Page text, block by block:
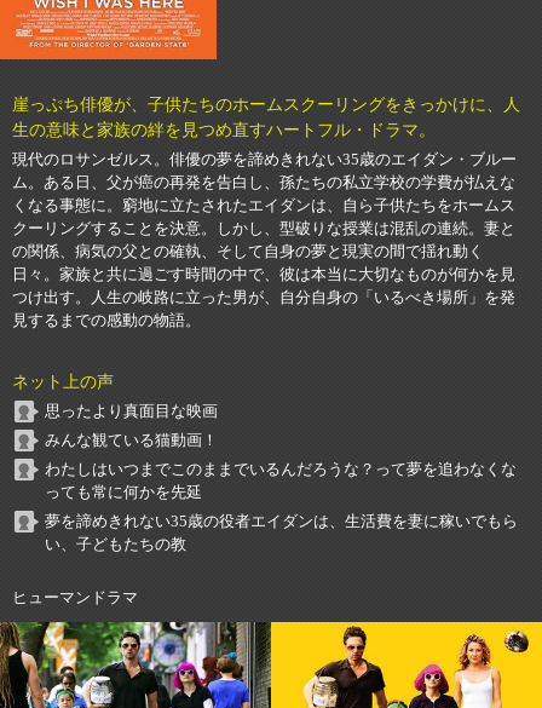
崖っぷち俳優が、子供たちのホームスクーリングをきっかけに、人
生の意味と家族の絆を見つめ直すハートフル・ドラマ。
現代のロサンゼルス。俳優の夢を諦めきれない35歳のエイダン・ブルー
ム。ある日、父が癌の再発を告白し、孫たちの私立学校の学費が払えな
くなる事態に。窮地に立たされたエイダンは、自ら子供たちをホームス
クーリングすることを決意。しかし、型破りな授業は混乱の連続。妻と
の関係、病気の父との確執、そして自身の夢と現実の間で揺れ動く
日々。家族と共に過ごす時間の中で、彼は本当に大切なものが何かを見
つけ出す。人生の岐路に立った男が、自分自身の「いるべき場所」を発
見するまでの感動の物語。
ネット上の声
思ったより真面目な映画
みんな観ている猫動画！
わたしはいつまでこのままでいるんだろうな？って夢を追わなくな
っても常に何かを先延
夢を諦めきれない35歳の役者エイダンは、生活費を妻に稼いでもら
い、子どもたちの教
ヒューマンドラマ